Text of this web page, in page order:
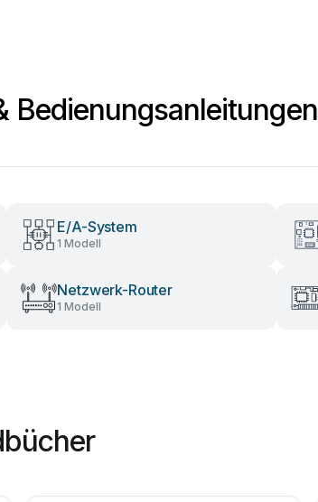
Bedienungsanleitungen
E/A-System
1 Modell
Netzwerk-Router
1 Modell